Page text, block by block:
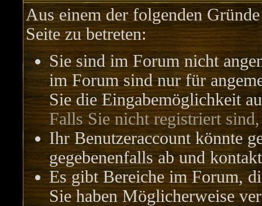
Aus einem der folgenden
Seite zu betreten:
Sie sind im Forum nicht
im Forum sind nur für
Sie die Eingabemöglichkeit
Falls Sie nicht registriert
Ihr Benutzeraccount könnte
gegebenenfalls ab und
Es gibt Bereiche im Forum,
Sie haben Möglicherweise